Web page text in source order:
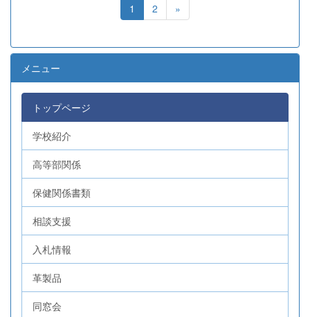
1 2 »
メニュー
トップページ
学校紹介
高等部関係
保健関係書類
相談支援
入札情報
革製品
同窓会